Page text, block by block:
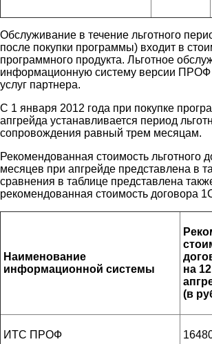
Обслуживание в течение льготного
после покупки программы) входит в
программного продукта. Льготное
информационную систему версии ПРОФ
услуг партнера.
С 1 января 2012 года при покупке
апгрейда устанавливается период
сопровождения равный трем месяцам.
Рекомендованная стоимость льготного
месяцев при апгрейде представлена в
сравнения в таблице представлена
рекомендованная стоимость договора
Наименование
информационной системы
на
(в
ИТС ПРОФ